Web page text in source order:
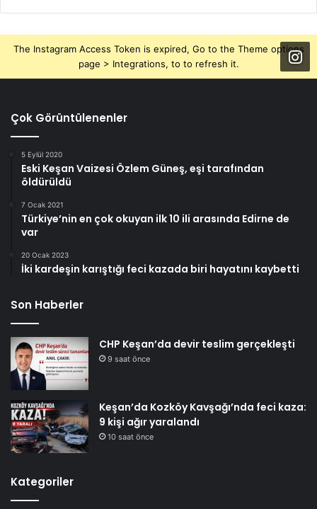
The Instagram Access Token is expired, Go to the Theme options
page > Integrations, to to refresh it.
Çok Görüntülenenler
5 Eylül 2020
Eski Keşan Vaizesi Özlem Güneş, eşi tarafından
öldürüldü
7 Ocak 2021
Türkiye’nin en çok okuyan ilk 10 ili arasında Edirne de
var
20 Ocak 2023
İki kardeşin karıştığı feci kazada biri hayatını kaybetti
Son Haberler
CHP Keşan’da devir teslim gerçekleşti
9 saat önce
Keşan’da Kozköy Kavşağı’nda feci kaza:
9 kişi ağır yaralandı
10 saat önce
Kategoriler